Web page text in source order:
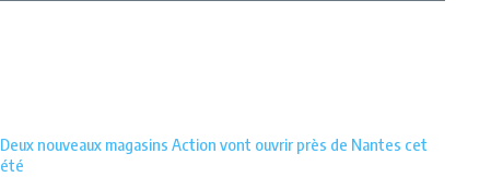
Deux nouveaux magasins Action vont ouvrir près de Nantes cet
été